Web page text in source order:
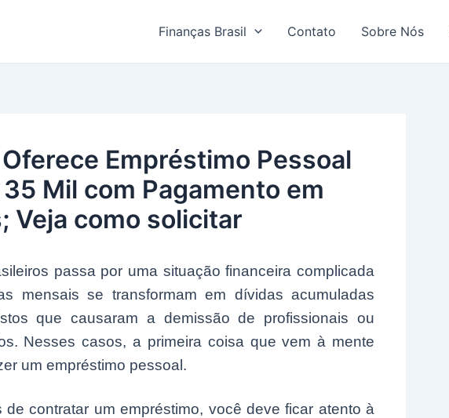
Finanças Brasil Contato Sobre Nós
Empréstimo Pessoal
Mil com Pagamento em
Veja como solicitar
passa por uma situação financeira complicada
mensais se transformam em dívidas acumuladas
que causaram a demissão de profissionais ou
Nesses casos, a primeira coisa que vem à mente
um empréstimo pessoal.
de contratar um empréstimo, você deve ficar atento à